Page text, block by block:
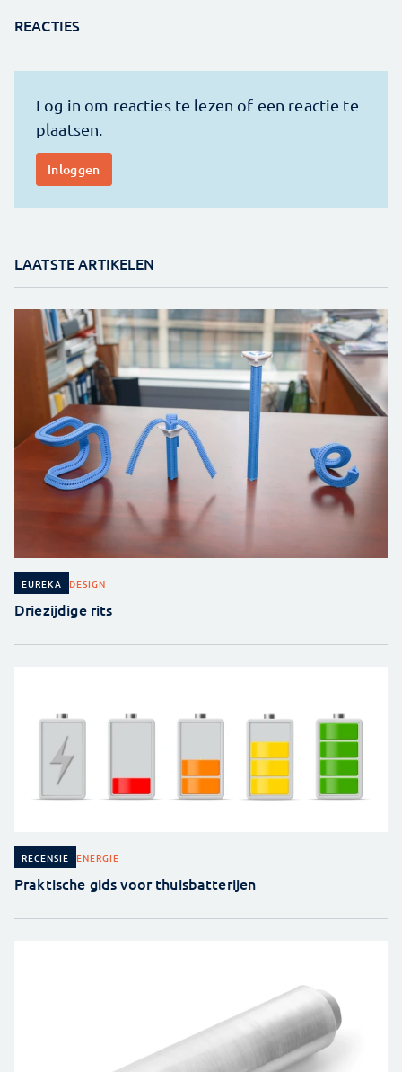
REACTIES
LAATSTE ARTIKELEN
EUREKA DESIGN
Driezijdige rits
RECENSIE ENERGIE
Praktische gids voor thuisbatterijen